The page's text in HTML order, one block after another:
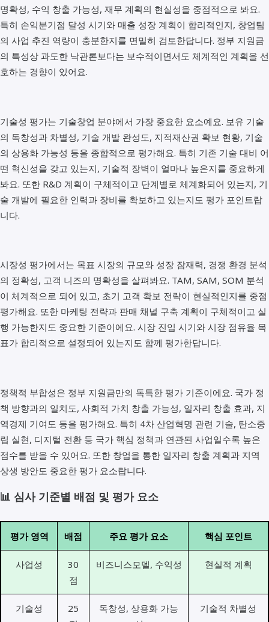
명확성, 수익 창출 가능성, 재무 계획의 현실성을 중점적으로 봐요.
특히 손익분기점 달성 시기와 매출 성장 계획이 합리적인지, 창업팀
의 사업 추진 역량이 충분한지를 면밀히 검토한답니다. 정부 지원금
의 특성상 과도한 낙관론보다는 보수적이면서도 체계적인 계획을 선
호하는 경향이 있어요.
기술성 평가는 기술창업 분야에서 가장 중요한 요소예요. 보유 기술
의 독창성과 차별성, 기술 개발 완성도, 지적재산권 확보 현황, 기술
의 상용화 가능성 등을 종합적으로 평가해요. 특히 기존 기술 대비 어
떤 혁신성을 갖고 있는지, 기술적 장벽이 얼마나 높은지를 중요하게
봐요. 또한 R&D 계획이 구체적이고 단계별로 체계화되어 있는지, 기
술 개발에 필요한 인력과 장비를 확보하고 있는지도 평가 포인트랍
니다.
시장성 평가에서는 목표 시장의 규모와 성장 잠재력, 경쟁 환경 분석
의 정확성, 고객 니즈의 명확성을 살펴봐요. TAM, SAM, SOM 분석
이 체계적으로 되어 있고, 초기 고객 확보 전략이 현실적인지를 중점
평가해요. 또한 마케팅 전략과 판매 채널 구축 계획이 구체적이고 실
행 가능한지도 중요한 기준이에요. 시장 진입 시기와 시장 점유율 목
표가 합리적으로 설정되어 있는지도 함께 평가한답니다.
정책적 부합성은 정부 지원금만의 독특한 평가 기준이에요. 국가 정
책 방향과의 일치도, 사회적 가치 창출 가능성, 일자리 창출 효과, 지
역경제 기여도 등을 평가해요. 특히 4차 산업혁명 관련 기술, 탄소중
립 실현, 디지털 전환 등 국가 핵심 정책과 연관된 사업일수록 높은
점수를 받을 수 있어요. 또한 창업을 통한 일자리 창출 계획과 지역
상생 방안도 중요한 평가 요소랍니다.
📊 심사 기준별 배점 및 평가 요소
평가 영역 배점 주요 평가 요소 핵심 포인트
사업성
30
점
비즈니스모델, 수익성 현실적 계획
기술성
25
독창성, 상용화 가능
기술적 차별성